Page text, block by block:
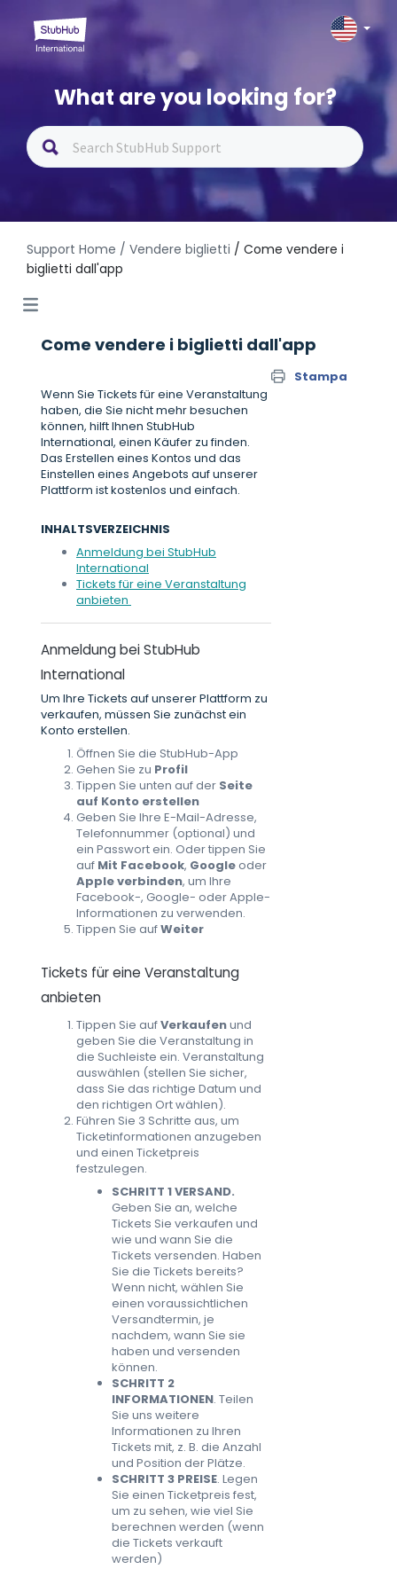
What are you looking for?
Support Home / Vendere biglietti / Come vendere i
biglietti dall'app
Come vendere i biglietti dall'app
Stampa
Wenn Sie Tickets für eine Veranstaltung
haben, die Sie nicht mehr besuchen
können, hilft Ihnen StubHub
International, einen Käufer zu finden.
Das Erstellen eines Kontos und das
Einstellen eines Angebots auf unserer
Plattform ist kostenlos und einfach.
INHALTSVERZEICHNIS
Anmeldung bei StubHub
International
Tickets für eine Veranstaltung
anbieten
Anmeldung bei StubHub
International
Um Ihre Tickets auf unserer Plattform zu
verkaufen, müssen Sie zunächst ein
Konto erstellen.
Öffnen Sie die StubHub-App
Gehen Sie zu Profil
Tippen Sie unten auf der Seite
auf Konto erstellen
Geben Sie Ihre E-Mail-Adresse,
Telefonnummer (optional) und
ein Passwort ein. Oder tippen Sie
auf Mit Facebook, Googleoder
Apple verbinden, um Ihre
Facebook-, Google- oder Apple-
Informationen zu verwenden.
Tippen Sie aufWeiter
Tickets für eine Veranstaltung
anbieten
Tippen Sie aufVerkaufenund
geben Sie die Veranstaltung in
die Suchleiste ein. Veranstaltung
auswählen (stellen Sie sicher,
dass Sie das richtige Datum und
den richtigen Ort wählen).
Führen Sie 3 Schritte aus, um
Ticketinformationen anzugeben
und einen Ticketpreis
festzulegen.
SCHRITT 1 VERSAND.
Geben Sie an, welche
Tickets Sie verkaufen und
wie und wann Sie die
Tickets versenden. Haben
Sie die Tickets bereits?
Wenn nicht, wählen Sie
einen voraussichtlichen
Versandtermin, je
nachdem, wann Sie sie
haben und versenden
können.
SCHRITT 2
INFORMATIONEN. Teilen
Sie uns weitere
Informationen zu Ihren
Tickets mit, z. B. die Anzahl
und Position der Plätze.
SCHRITT 3 PREISE. Legen
Sie einen Ticketpreis fest,
um zu sehen, wie viel Sie
berechnen werden (wenn
die Tickets verkauft
werden)